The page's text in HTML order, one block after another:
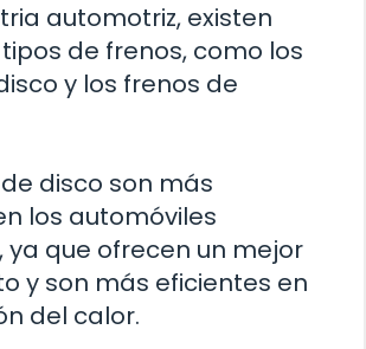
automotriz, existen
de frenos, como los
y los frenos de
disco son más
los automóviles
ya que ofrecen un mejor
y son más eficientes en
del calor.